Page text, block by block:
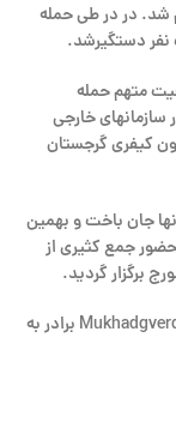
انجام شد. در در طی حمله
متهم حمله
خارجی
کیفری گرجستان
نیروی پلیس زخمی شدند که ۱ نفر آنها جان باخت و بهمین
جمع کثیری از
برگزار گردید.
پس از مراسم تشییع جنازه Goloshvili در گورستان Mukhadgverdi برادر به